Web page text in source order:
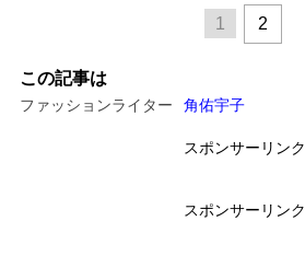
1 2
この記事は
ファッションライター 角佑宇子
スポンサーリンク
スポンサーリンク